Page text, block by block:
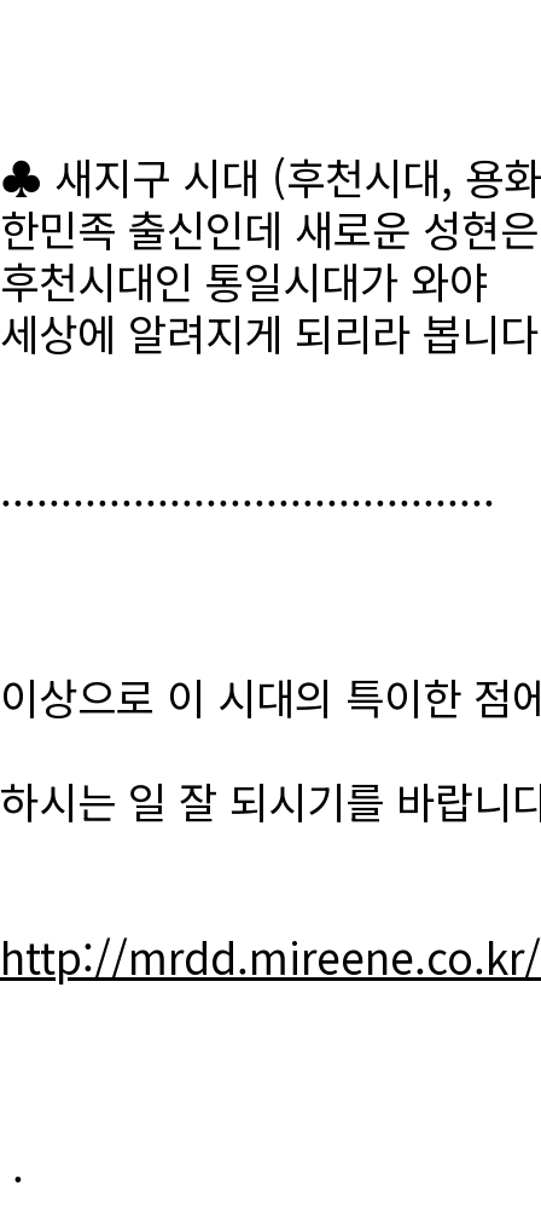
♣ 새지구 시대 (후천시대, 용
한민족 출신인데 새로운 성현
후천시대인 통일시대가 와야
세상에 알려지게 되리라 봅니
.........................................
이상으로 이 시대의 특이한 점
하시는 일 잘 되시기를 바랍니
http://
.